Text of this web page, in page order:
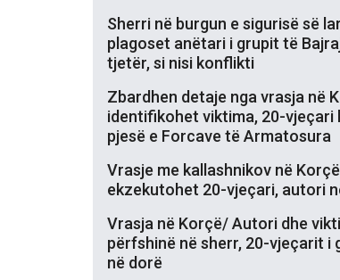
Sherri në burgun e sigurisë së
plagoset anëtari i grupit të
tjetër, si nisi konflikti
Zbardhen detaje nga vrasja në
identifikohet viktima, 20-vjeçari
pjesë e Forcave të Armatosura
Vrasje me kallashnikov në
ekzekutohet 20-vjeçari, autori
Vrasja në Korçë/ Autori dhe
përfshinë në sherr, 20-vjeçarit i
në dorë